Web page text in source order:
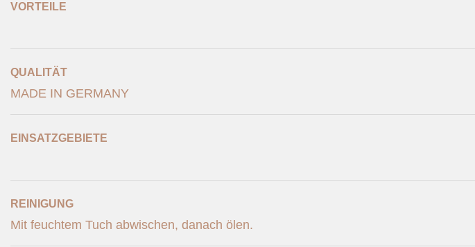
VORTEILE
QUALITÄT
MADE IN GERMANY
EINSATZGEBIETE
REINIGUNG
Mit feuchtem Tuch abwischen, danach ölen.